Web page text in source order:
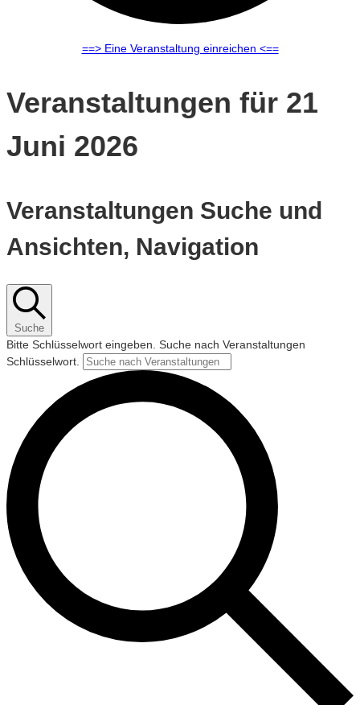
==> Eine Veranstaltung einreichen <==
Veranstaltungen für 21
Juni 2026
Veranstaltungen Suche und
Ansichten, Navigation
Suche
Bitte Schlüsselwort eingeben. Suche nach Veranstaltungen
Schlüsselwort.